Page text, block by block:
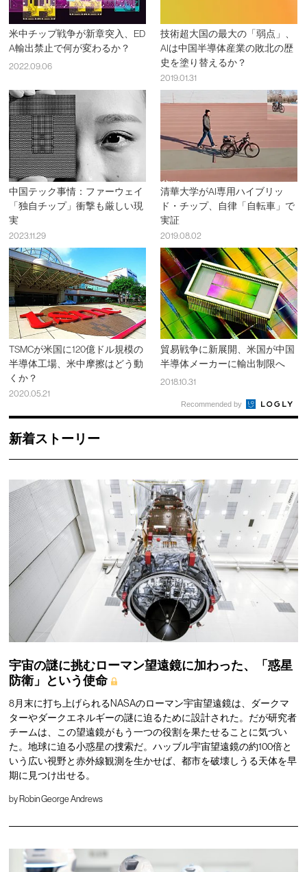
米中チップ戦争が新章突入、ED
A輸出禁止で何が変わるか？
2022.09.06
技術超大国の最大の「弱点」、
AIは中国半導体産業の敗北の歴
史を塗り替えるか？
2019.01.31
中国テック事情：ファーウェイ
「独自チップ」衝撃も厳しい現
実
2023.11.29
清華大学がAI専用ハイブリッ
ド・チップ、自律「自転車」で
実証
2019.08.02
TSMCが米国に120億ドル規模の
半導体工場、米中摩擦はどう動
くか？
2020.05.21
貿易戦争に新展開、米国が中国
半導体メーカーに輸出制限へ
2018.10.31
Recommended by
新着ストーリー
宇宙の謎に挑むローマン望遠鏡に加わった、「惑星
防衛」という使命
8月末に打ち上げられるNASAのローマン宇宙望遠鏡は、ダークマ
ターやダークエネルギーの謎に迫るために設計された。だが研究者
チームは、この望遠鏡がもう一つの役割を果たせることに気づい
た。地球に迫る小惑星の捜索だ。ハッブル宇宙望遠鏡の約100倍と
いう広い視野と赤外線観測を生かせば、都市を破壊しうる天体を早
期に見つけ出せる。
by Robin George Andrews